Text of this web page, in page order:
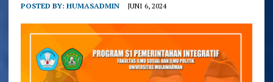
POSTED BY: HUMASADMIN JUNI 6, 2024